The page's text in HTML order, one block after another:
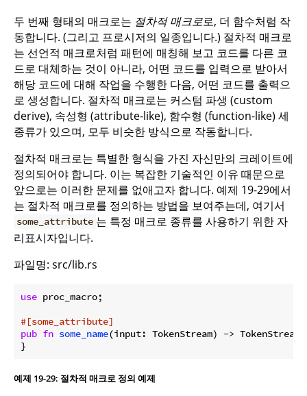
두 번째 형태의 매크로는 절차적 매크로로, 더 함수처럼 작
동합니다. (그리고 프로시저의 일종입니다.) 절차적 매크로
는 선언적 매크로처럼 패턴에 매칭해 보고 코드를 다른 코
드로 대체하는 것이 아니라, 어떤 코드를 입력으로 받아서
해당 코드에 대해 작업을 수행한 다음, 어떤 코드를 출력으
로 생성합니다. 절차적 매크로는 커스텀 파생 (custom
derive), 속성형 (attribute-like), 함수형 (function-like) 세
종류가 있으며, 모두 비슷한 방식으로 작동합니다.
절차적 매크로는 특별한 형식을 가진 자신만의 크레이트에
정의되어야 합니다. 이는 복잡한 기술적인 이유 때문으로
앞으로는 이러한 문제를 없애고자 합니다. 예제 19-29에서
는 절차적 매크로를 정의하는 방법을 보여주는데, 여기서
some_attribute 는 특정 매크로 종류를 사용하기 위한 자
리표시자입니다.
파일명: src/lib.rs
use proc_macro;
#[some_attribute]
pub fn some_name(input: TokenStream) -> TokenStream
}
예제 19-29: 절차적 매크로 정의 예제